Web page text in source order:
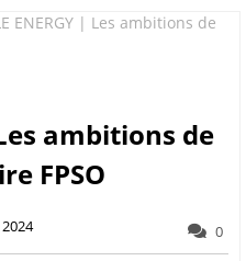
ENERGY | Les ambitions de
ambitions de
FPSO
0